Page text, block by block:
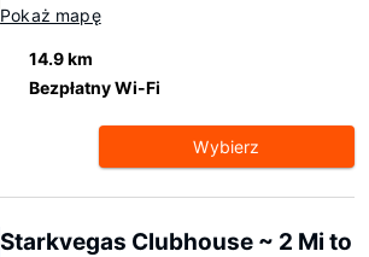
Pokaż mapę
14.9 km
Bezpłatny Wi-Fi
Wybierz
Starkvegas Clubhouse ~ 2 Mi to